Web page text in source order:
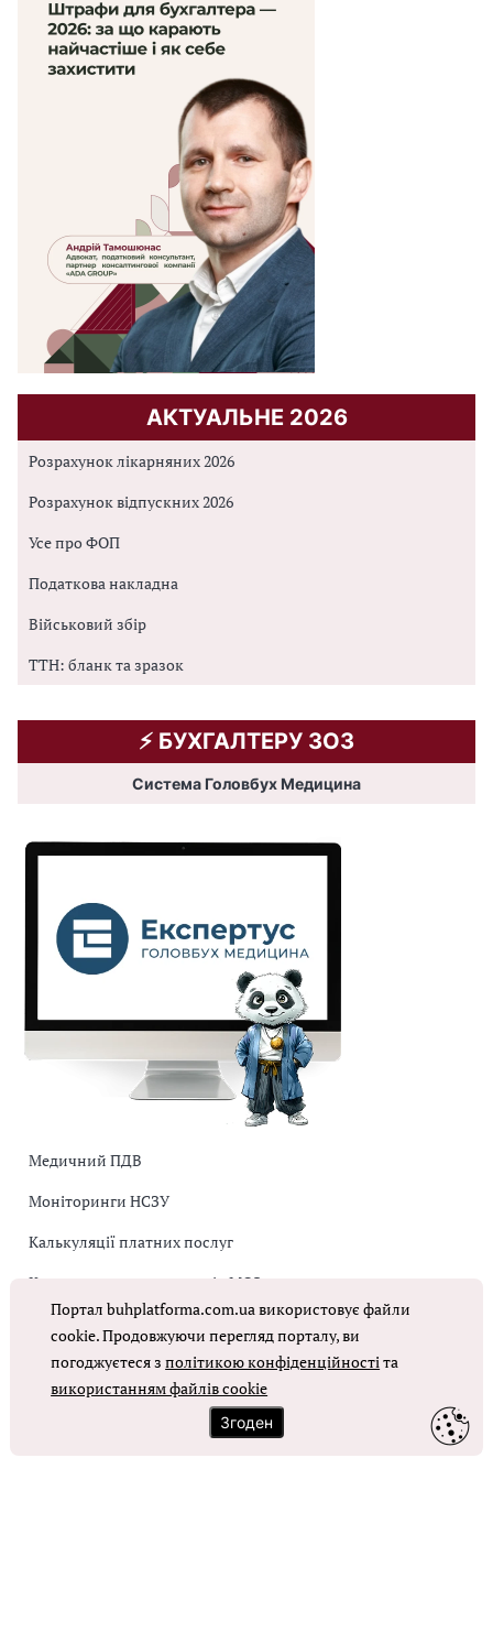
АКТУАЛЬНЕ 2026
Розрахунок лікарняних 2026
Розрахунок відпускних 2026
Усе про ФОП
Податкова накладна
Військовий збір
ТТН: бланк та зразок
⚡️ БУХГАЛТЕРУ ЗОЗ
Система Головбух Медицина
Медичний ПДВ
Моніторинги НСЗУ
Калькуляції платних послуг
Коригувальна накладна від МОЗ
Оплата праці в КНП
ОТРИМАТИ ДОСТУП
Портал buhplatforma.com.ua використовує файли
cookie. Продовжуючи перегляд порталу, ви
погоджуєтеся зполітикою конфіденційностіта
використанням файлів cookie
Згоден